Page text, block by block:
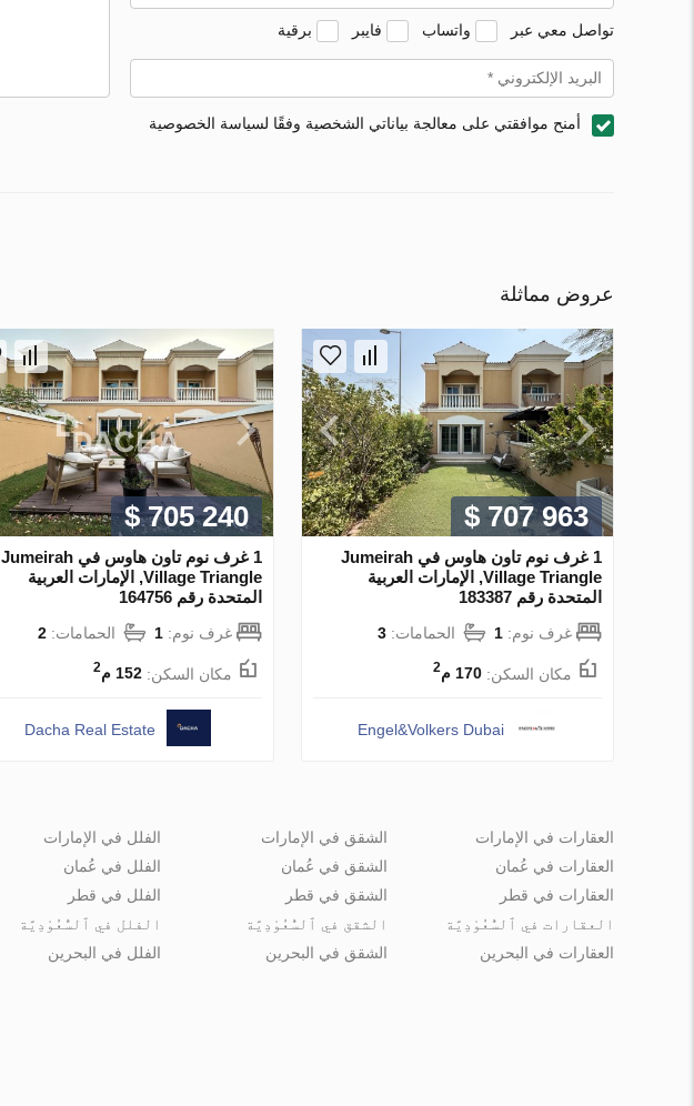
تواصل معي عبر واتساب فايبر برقية
أمنح موافقتي على معالجة بياناتي الشخصية وفقًا لسياسة الخصوصية
عروض مماثلة
$ 707 963
1 غرف نوم تاون هاوس في Jumeirah
Village Triangle, الإمارات العربية
المتحدة رقم 183387
غرف نوم: 1 الحمامات: 3
مكان السكن: 170 م 2
Engel&Volkers Dubai
$ 705 240
1 غرف نوم تاون هاوس في Jumeirah
Village Triangle, الإمارات العربية
المتحدة رقم 164756
غرف نوم: 1 الحمامات: 2
مكان السكن: 152 م 2
Dacha Real Estate
العقارات في الإمارات
العقارات في عُمان
العقارات في قطر
العقارات في ٱلسُّعُوْدِيَّة
العقارات في البحرين
الشقق في الإمارات
الشقق في عُمان
الشقق في قطر
الشقق في ٱلسُّعُوْدِيَّة
الشقق في البحرين
الفلل في الإمارات
الفلل في عُمان
الفلل في قطر
الفلل في ٱلسُّعُوْدِيَّة
الفلل في البحرين